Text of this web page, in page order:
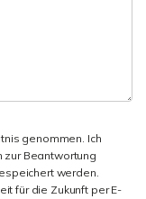
genommen. Ich
zur Beantwortung
werden.
für die Zukunft per E-